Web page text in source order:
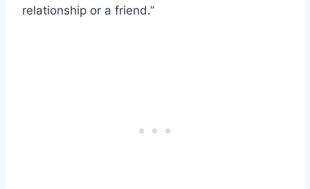
relationship or a friend.”